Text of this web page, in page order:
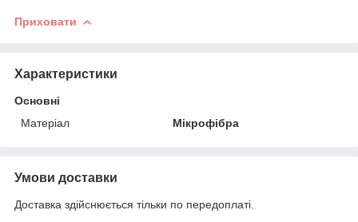
Приховати
Характеристики
Основні
Матеріал
Мікрофібра
Умови доставки
Доставка здійснюється тільки по передоплаті.